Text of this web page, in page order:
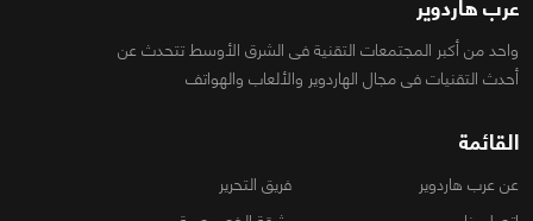
عرب هاردوير
واحد من أكبر المجتمعات التقنية فى الشرق الأوسط تتحدث عن
أحدث التقنيات فى مجال الهاردوير والألعاب والهواتف
القائمة
عن عرب هاردوير
فريق التحرير